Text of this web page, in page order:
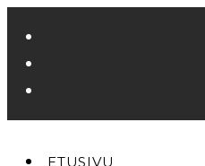
suoraan
sisältöön
ETUSIVU